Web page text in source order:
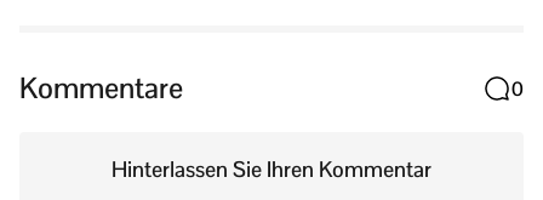
Kommentare 0
Hinterlassen Sie Ihren Kommentar